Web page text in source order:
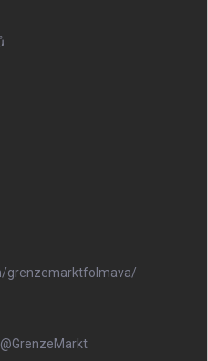
grenzemarktfolmava/